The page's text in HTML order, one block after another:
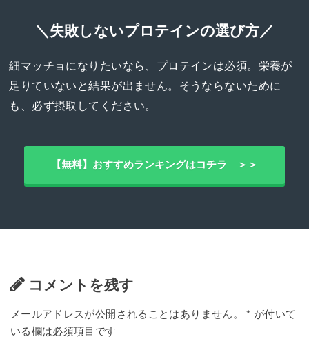
＼失敗しないプロテインの選び方／
細マッチョになりたいなら、プロテインは必須。栄養が
足りていないと結果が出ません。そうならないために
も、必ず摂取してください。
【無料】おすすめランキングはコチラ ＞＞
コメントを残す
メールアドレスが公開されることはありません。 * が付いて
いる欄は必須項目です